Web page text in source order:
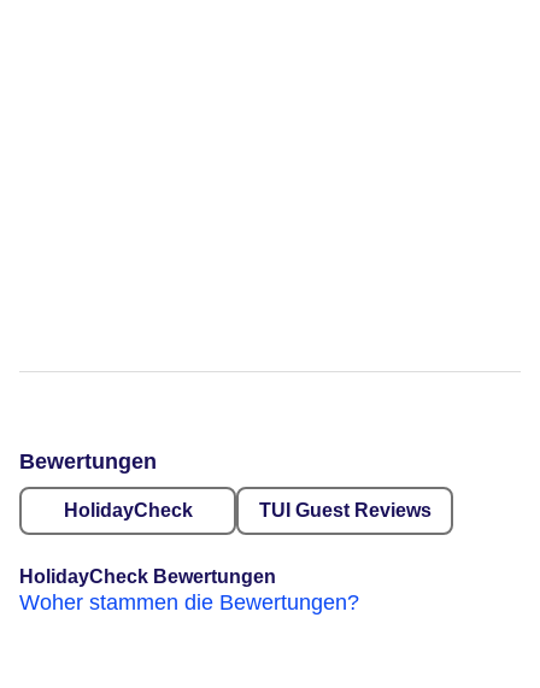
Bewertungen
HolidayCheck TUI Guest Reviews
HolidayCheck Bewertungen
Woher stammen die Bewertungen?